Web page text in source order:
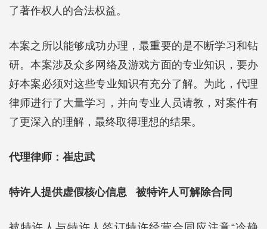
了著作权人的合法权益。
本案之所以能够成功办理，最重要的是不断学习和钻
研。本案涉及众多网络及游戏方面的专业知识，要办
好本案必须对这些专业知识有充分了解。为此，代理
律师进行了大量学习，并向专业人员请教，对案件有
了更深入的理解，最终取得理想的结果。
代理律师：崔忠武
特许人提供虚假核心信息 被特许人可解除合同